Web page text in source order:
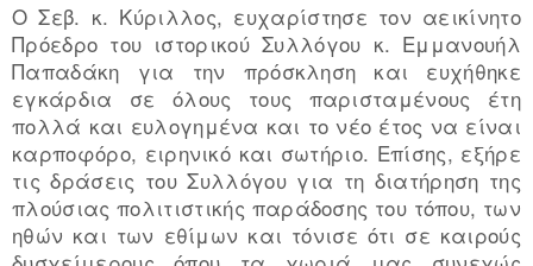
Ο Σεβ. κ. Κύριλλος, ευχαρίστησε τον αεικίνητο
Πρόεδρο του ιστορικού Συλλόγου κ. Εμμανουήλ
Παπαδάκη για την πρόσκληση και ευχήθηκε
εγκάρδια σε όλους τους παρισταμένους έτη
πολλά και ευλογημένα και το νέο έτος να είναι
καρποφόρο, ειρηνικό και σωτήριο. Επίσης, εξήρε
τις δράσεις του Συλλόγου για τη διατήρηση της
πλούσιας πολιτιστικής παράδοσης του τόπου, των
ηθών και των εθίμων και τόνισε ότι σε καιρούς